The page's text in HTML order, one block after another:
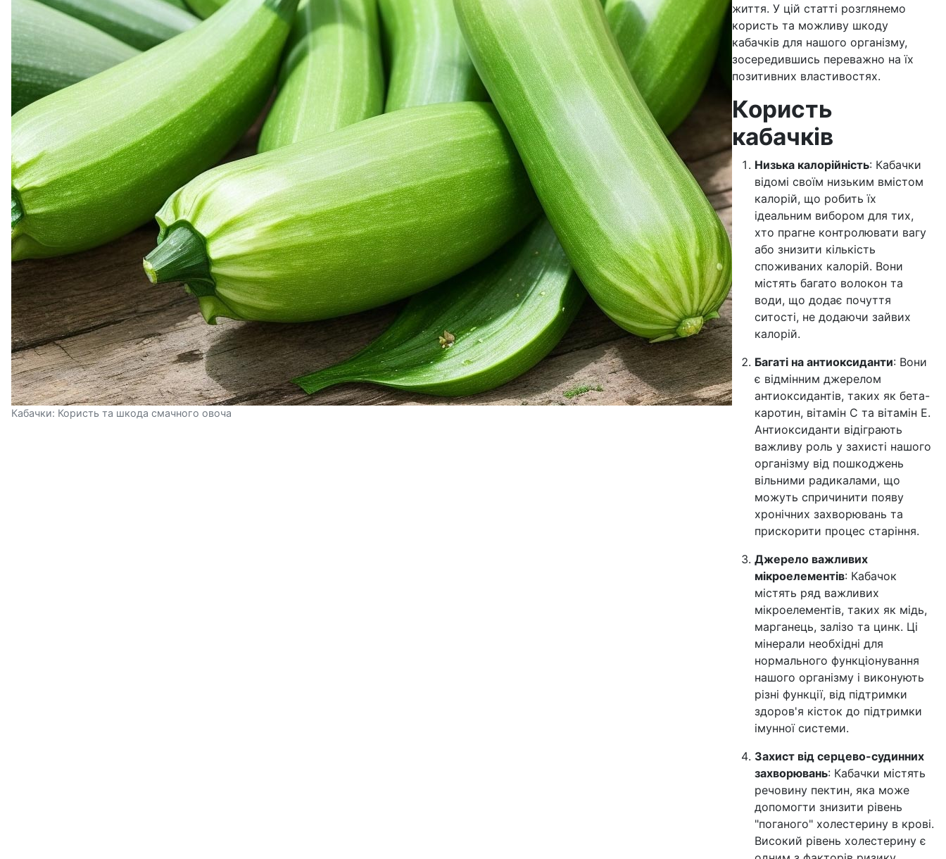
Кабачки: Користь та шкода смачного овоча
життя. У цій статті розглянемо
користь та можливу шкоду
кабачків для нашого організму,
зосередившись переважно на їх
позитивних властивостях.
Користь
кабачків
Низька калорійність: Кабачки
відомі своїм низьким вмістом
калорій, що робить їх
ідеальним вибором для тих,
хто прагне контролювати вагу
або знизити кількість
споживаних калорій. Вони
містять багато волокон та
води, що додає почуття
ситості, не додаючи зайвих
калорій.
Багаті на антиоксиданти: Вони
є відмінним джерелом
антиоксидантів, таких як бета-
каротин, вітамін C та вітамін E.
Антиоксиданти відіграють
важливу роль у захисті нашого
організму від пошкоджень
вільними радикалами, що
можуть спричинити появу
хронічних захворювань та
прискорити процес старіння.
Джерело важливих
мікроелементів: Кабачок
містять ряд важливих
мікроелементів, таких як мідь,
марганець, залізо та цинк. Ці
мінерали необхідні для
нормального функціонування
нашого організму і виконують
різні функції, від підтримки
здоров'я кісток до підтримки
імунної системи.
Захист від серцево-судинних
захворювань: Кабачки містять
речовину пектин, яка може
допомогти знизити рівень
"поганого" холестерину в крові.
Високий рівень холестерину є